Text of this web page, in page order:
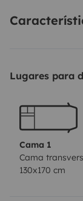
gazEvier avec
x 185cm
Lit
Lugares para
Cama 1
Cama
130x170 cm